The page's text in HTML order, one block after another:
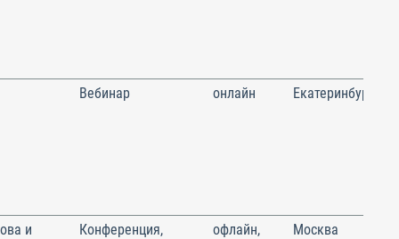
Вебинар онлайн Екатеринбург
и
Конференция,
офлайн,
Москва